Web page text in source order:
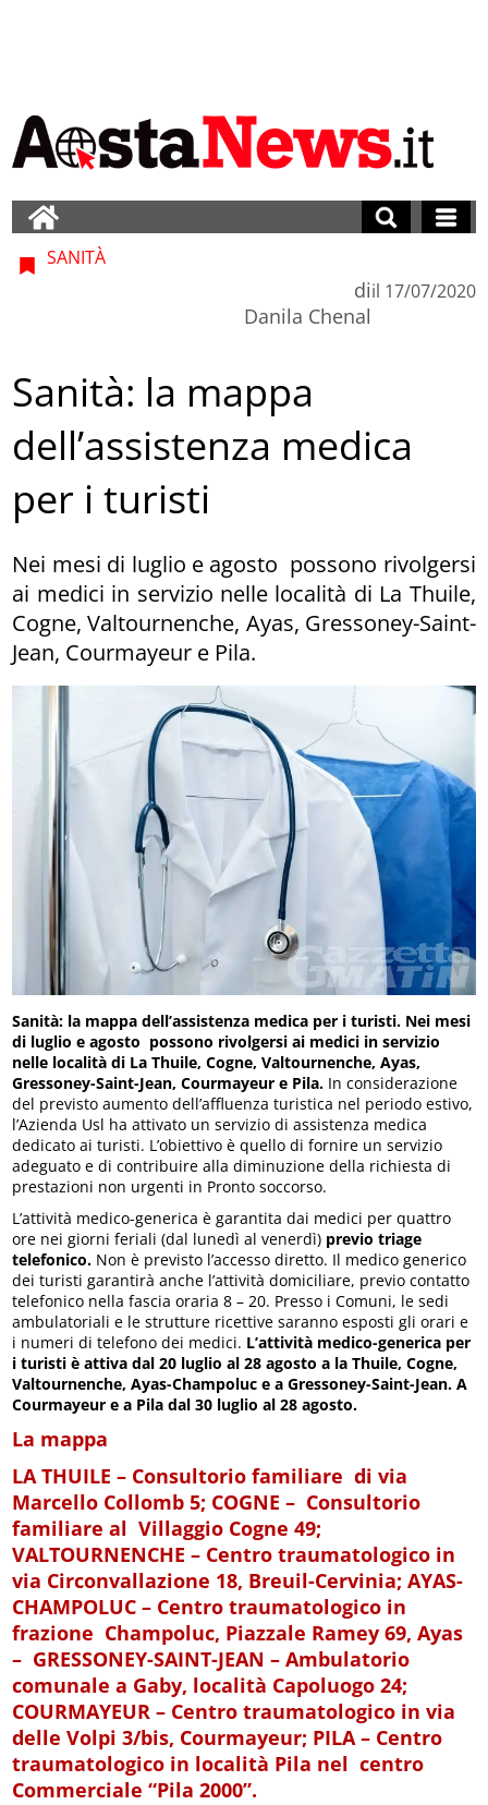
SANITÀ
di
Danila Chenal
il 17/07/2020
Sanità: la mappa
dell’assistenza medica
per i turisti
Nei mesi di luglio e agosto possono rivolgersi
ai medici in servizio nelle località di La Thuile,
Cogne, Valtournenche, Ayas, Gressoney-Saint-
Jean, Courmayeur e Pila.
Sanità: la mappa dell’assistenza medica per i turisti. Nei mesi
di luglio e agosto possono rivolgersi ai medici in servizio
nelle località di La Thuile, Cogne, Valtournenche, Ayas,
Gressoney-Saint-Jean, Courmayeur e Pila. In considerazione
del previsto aumento dell’affluenza turistica nel periodo estivo,
l’Azienda Usl ha attivato un servizio di assistenza medica
dedicato ai turisti. L’obiettivo è quello di fornire un servizio
adeguato e di contribuire alla diminuzione della richiesta di
prestazioni non urgenti in Pronto soccorso.
L’attività medico-generica è garantita dai medici per quattro
ore nei giorni feriali (dal lunedì al venerdì) previo triage
telefonico. Non è previsto l’accesso diretto. Il medico generico
dei turisti garantirà anche l’attività domiciliare, previo contatto
telefonico nella fascia oraria 8 – 20. Presso i Comuni, le sedi
ambulatoriali e le strutture ricettive saranno esposti gli orari e
i numeri di telefono dei medici. L’attività medico-generica per
i turisti è attiva dal 20 luglio al 28 agosto a la Thuile, Cogne,
Valtournenche, Ayas-Champoluc e a Gressoney-Saint-Jean.A
Courmayeur e a Pila dal 30 luglio al 28 agosto.
La mappa
LA THUILE – Consultorio familiare di via
Marcello Collomb 5; COGNE – Consultorio
familiare al Villaggio Cogne 49;
VALTOURNENCHE – Centro traumatologico in
via Circonvallazione 18, Breuil-Cervinia;AYAS-
CHAMPOLUC – Centro traumatologico in
frazione Champoluc, Piazzale Ramey 69, Ayas
– GRESSONEY-SAINT-JEAN –Ambulatorio
comunale a Gaby, località Capoluogo 24;
COURMAYEUR – Centro traumatologico in via
delle Volpi 3/bis, Courmayeur; PILA – Centro
traumatologico in località Pila nel centro
Commerciale “Pila 2000”.